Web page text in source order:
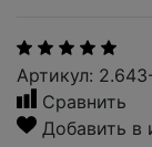
Артикул:
Сравнить
Добавить в